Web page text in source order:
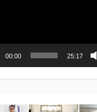
00:00 25:17